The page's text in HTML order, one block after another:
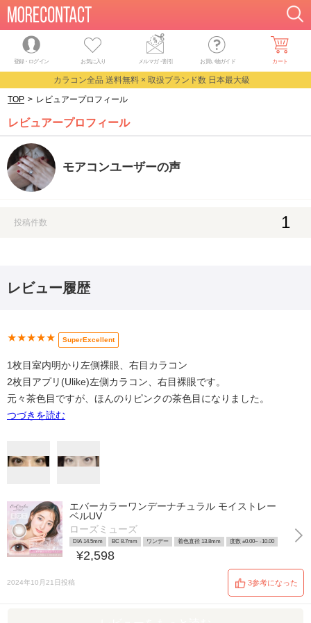
登録・ログイン お気に入り メルマガ・割引 お買い物ガイド カート
カラコン全品 送料無料 × 取扱ブランド数 日本最大級
TOP > レビュアープロフィール
レビュアープロフィール
モアコンユーザーの声
投稿件数 1
レビュー履歴
★★★★★ SuperExcellent
1枚目室内明かり左側裸眼、右目カラコン
2枚目アプリ(Ulike)左側カラコン、右目裸眼です。
元々茶色目ですが、ほんのりピンクの茶色目になりました。
つづきを読む
エバーカラーワンデーナチュラル モイストレー
ベルUV
ローズミューズ
DIA 14.5mm BC 8.7mm ワンデー 着色直径 13.8mm 度数 ±0.00~ -10.00
¥2,598
2024年10月21日投稿 3参考になった